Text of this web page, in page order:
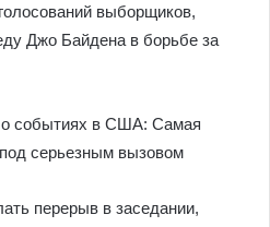
выборщиков,
Джо Байдена в борьбе за
о событиях в США: Самая
серьезным вызовом
перерыв в заседании,